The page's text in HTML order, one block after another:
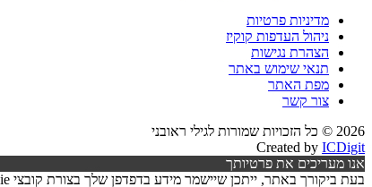
מדיניות פרטיות
ניהול העדפות קוקיז
הצהרת נגישות
תנאי שימוש באתר
מפת האתר
צור קשר
2026 © כל הזכויות שמורות לגילי ראובני
Created by ICDigit
אנו מעריכים את פרטיותך